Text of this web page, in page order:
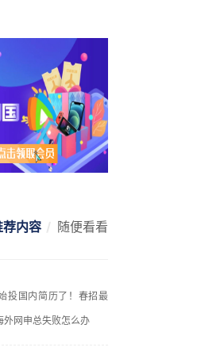
荐内容 随便看看
投国内简历了！春招最
外网申总失败怎么办